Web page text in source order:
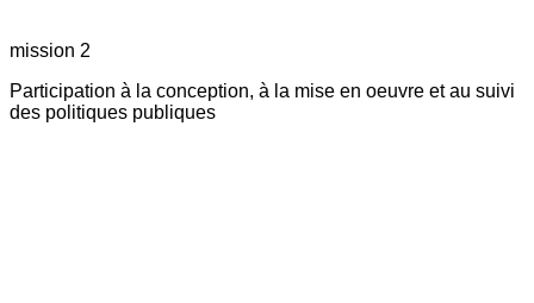
mission 2
Participation à la conception, à la mise en oeuvre et au suivi
des politiques publiques